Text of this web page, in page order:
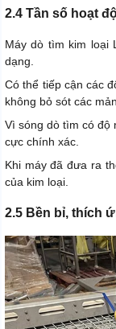
2.4 Tần số hoạt
Máy dò tìm kim loại
dạng.
Có thể tiếp cận các
không bỏ sót các
Vì sóng dò tìm có độ
cực chính xác.
Khi máy đã đưa ra
của kim loại.
2.5 Bền bỉ, thích